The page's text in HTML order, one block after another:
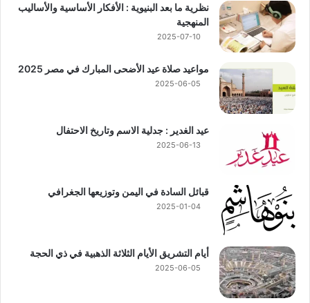
نظرية ما بعد البنيوية : الأفكار الأساسية والأساليب
المنهجية
2025-07-10
مواعيد صلاة عيد الأضحى المبارك في مصر 2025
2025-06-05
عيد الغدير : جدلية الاسم وتاريخ الاحتفال
2025-06-13
قبائل السادة في اليمن وتوزيعها الجغرافي
2025-01-04
أيام التشريق الأيام الثلاثة الذهبية في ذي الحجة
2025-06-05